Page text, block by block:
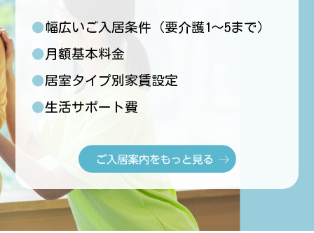
●幅広いご入居条件（要介護1〜5まで）
●月額基本料金
●居室タイプ別家賃設定
●生活サポート費